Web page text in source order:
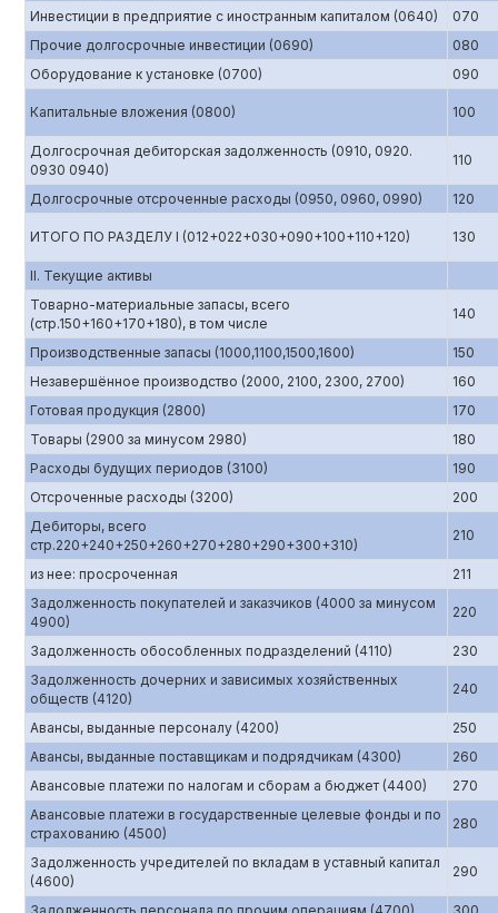
Инвестиции в предприятие с иностранным капиталом (0640)
070
Прочие долгосрочные инвестиции (0690)
080
Оборудование к установке (0700)
090
Капитальные вложения (0800) 100
Долгосрочная дебиторская задолженность (0910, 0920.
0930 0940)
110
Долгосрочные отсроченные расходы (0950, 0960, 0990) 120
ИТОГО ПО РАЗДЕЛУ I (012+022+030+090+100+110+120) 130
II. Текущие активы
Товарно-материальные запасы, всего
(стр.150+160+170+180), в том числе
140
Производственные запасы (1000,1100,1500,1600)
150
Незавершённое производство (2000, 2100, 2300, 2700)
160
Готовая продукция (2800)
170
Товары (2900 за минусом 2980)
180
Расходы будущих периодов (3100)
190
Отсроченные расходы (3200)
200
Дебиторы, всего
стр.220+240+250+260+270+280+290+300+310)
210
из нее: просроченная
211
Задолженность покупателей и заказчиков (4000 за минусом
4900)
220
Задолженность обособленных подразделений (4110)
230
Задолженность дочерних и зависимых хозяйственных
обществ (4120)
240
Авансы, выданные персоналу (4200)
250
Авансы, выданные поставщикам и подрядчикам (4300)
260
Авансовые платежи по налогам и сборам а бюджет (4400)
270
Авансовые платежи в государственные целевые фонды и по
страхованию (4500)
280
Задолженность учредителей по вкладам в уставный капитал
(4600)
290